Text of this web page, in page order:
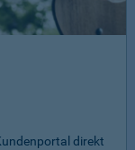
direkt